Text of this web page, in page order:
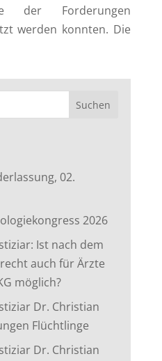
der Forderungen
werden konnten. Die
02.
2026
Ist nach dem
auch für Ärzte
möglich?
Dr. Christian
Flüchtlinge
Dr. Christian